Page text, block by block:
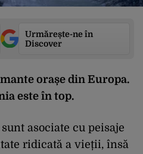
Urmărește-ne în
Discover
orașe din Europa.
este în top.
asociate cu peisaje
ridicată a vieții, însă